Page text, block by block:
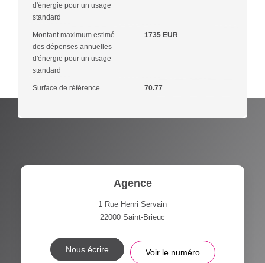
d'énergie pour un usage
standard
Montant maximum estimé
des dépenses annuelles
d'énergie pour un usage
standard
1735 EUR
Surface de référence 70.77
Agence
1 Rue Henri Servain
22000 Saint-Brieuc
Nous écrire Voir le numéro